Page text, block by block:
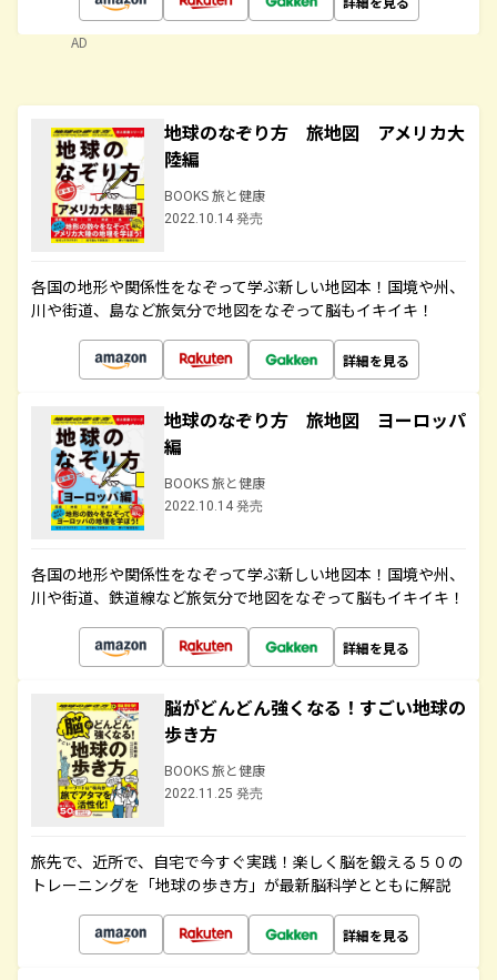
AD
地球のなぞり方 旅地図 アメリカ大
陸編
BOOKS 旅と健康
2022.10.14 発売
各国の地形や関係性をなぞって学ぶ新しい地図本！国境や州、
川や街道、島など旅気分で地図をなぞって脳もイキイキ！
詳細を見る
地球のなぞり方 旅地図 ヨーロッパ
編
BOOKS 旅と健康
2022.10.14 発売
各国の地形や関係性をなぞって学ぶ新しい地図本！国境や州、
川や街道、鉄道線など旅気分で地図をなぞって脳もイキイキ！
詳細を見る
脳がどんどん強くなる！すごい地球の
歩き方
BOOKS 旅と健康
2022.11.25 発売
旅先で、近所で、自宅で今すぐ実践！楽しく脳を鍛える５０の
トレーニングを「地球の歩き方」が最新脳科学とともに解説
詳細を見る